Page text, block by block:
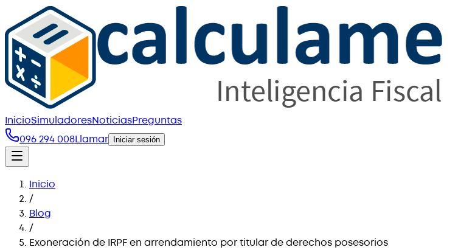
InicioSimuladoresNoticiasPreguntas
096 294 008Llamar Iniciar sesión
Inicio
/
Blog
/
Exoneración de IRPF en arrendamiento por titular de derechos posesorios